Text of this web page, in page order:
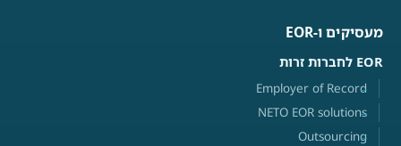
מעסיקים ו-EOR
EOR לחברות זרות
Employer of Record
NETO EOR solutions
Outsourcing